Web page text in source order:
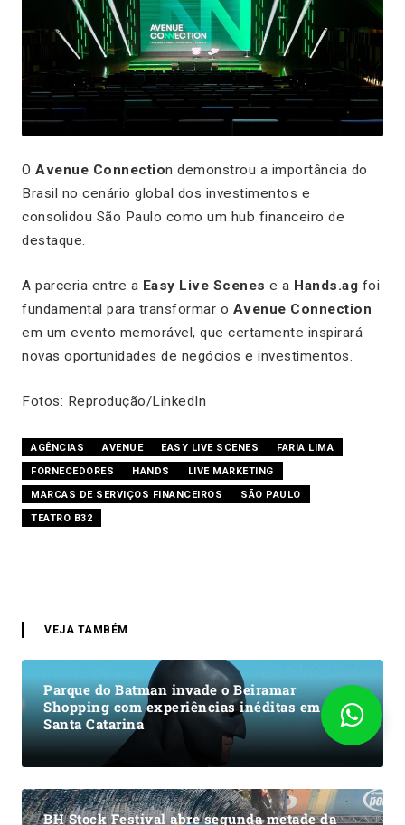
O Avenue Connection demonstrou a importância do
Brasil no cenário global dos investimentos e
consolidou São Paulo como um hub financeiro de
destaque.
A parceria entre a Easy Live Scenes e a Hands.ag foi
fundamental para transformar o Avenue Connection
em um evento memorável, que certamente inspirará
novas oportunidades de negócios e investimentos.
Fotos: Reprodução/LinkedIn
AGÊNCIAS AVENUE EASY LIVE SCENES
FARIA LIMA
FORNECEDORES
HANDS
LIVE MARKETING
MARCAS DE SERVIÇOS FINANCEIROS
SÃO PAULO
TEATRO B32
VEJA TAMBÉM
Parque do Batman invade o Beiramar
Shopping com experiências inéditas em
Santa Catarina
BH Stock Festival abre segunda metade da